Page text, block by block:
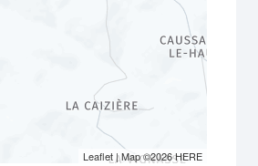
Leaflet| Map ©2026HERE